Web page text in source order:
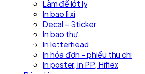
Làm đế lót ly
In bao lì xì
Decal – Sticker
In bao thư
In letterhead
In hóa đơn – phiếu thu chi
In poster, in PP, Hiflex